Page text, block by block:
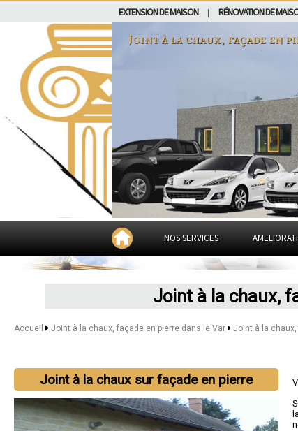
EXTENSION DE MAISON RÉNOVATION DE
Joint à la chaux, façade en
NOS SERVICES
Joint à la chaux,
Accueil Joint à la chaux, façade en pierre dans le Var Joint à la
Joint à la chaux sur façade en pierre